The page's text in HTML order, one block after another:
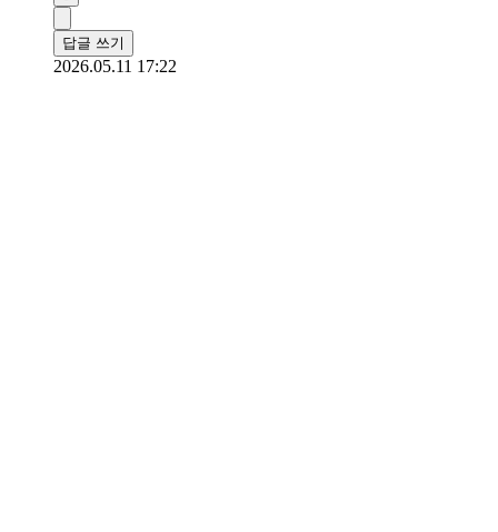
답글 쓰기
2026.05.11 17:22